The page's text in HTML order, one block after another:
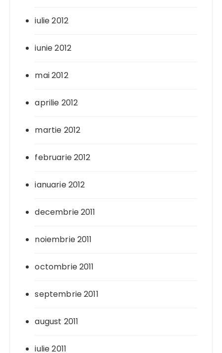
iulie 2012
iunie 2012
mai 2012
aprilie 2012
martie 2012
februarie 2012
ianuarie 2012
decembrie 2011
noiembrie 2011
octombrie 2011
septembrie 2011
august 2011
iulie 2011